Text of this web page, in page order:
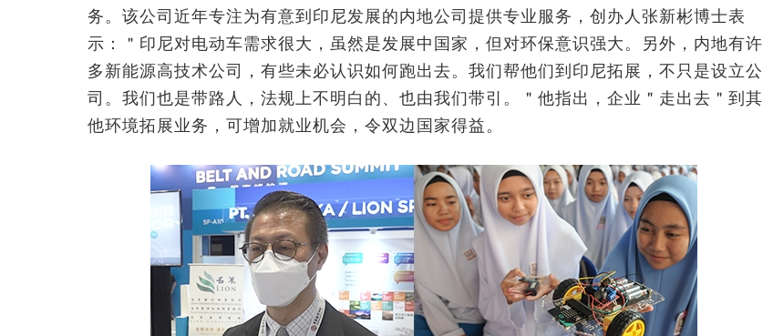
务。该公司近年专注为有意到印尼发展的内地公司提供专业服务，创办人张新彬博士表
示：＂印尼对电动车需求很大，虽然是发展中国家，但对环保意识强大。另外，内地有许
多新能源高技术公司，有些未必认识如何跑出去。我们帮他们到印尼拓展，不只是设立公
司。我们也是带路人，法规上不明白的、也由我们带引。＂他指出，企业＂走出去＂到其
他环境拓展业务，可增加就业机会，令双边国家得益。